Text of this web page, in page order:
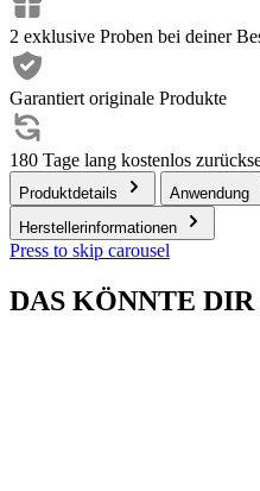
2 exklusive Proben bei deiner
Garantiert originale Produkte
180 Tage lang kostenlos
Produktdetails Anwendung
Herstellerinformationen
Press to skip carousel
DAS KÖNNTE